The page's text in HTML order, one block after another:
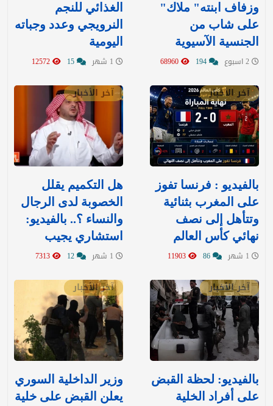
وزفاف ابنته" ملاك"
على شاب من
الجنسية الآسيوية
الغذائي للنجم
النرويجي وعدد وجباته
اليومية
آخر الأخبار
بالفيديو : فرنسا تفوز
على المغرب بثنائية
وتتأهل إلى نصف
نهائي كأس العالم
آخر الأخبار
هل التكميم يقلل
الخصوبة لدى الرجال
والنساء ؟.. بالفيديو:
استشاري يجيب
آخر الأخبار
بالفيديو: لحظة القبض
على أفراد الخلية
آخر الأخبار
وزير الداخلية السوري
يعلن القبض على خلية